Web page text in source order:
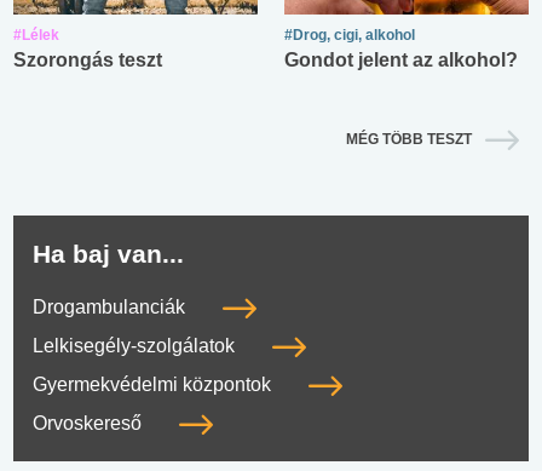
#Lélek
Szorongás teszt
#Drog, cigi, alkohol
Gondot jelent az alkohol?
MÉG TÖBB TESZT
Ha baj van...
Drogambulanciák
Lelkisegély-szolgálatok
Gyermekvédelmi központok
Orvoskereső